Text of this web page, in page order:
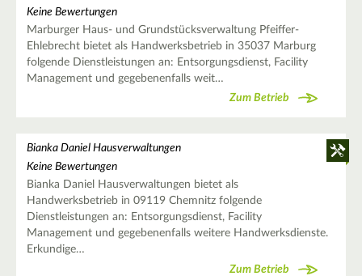
Keine Bewertungen
Marburger Haus- und Grundstücksverwaltung Pfeiffer-
Ehlebrecht bietet als Handwerksbetrieb in 35037 Marburg
folgende Dienstleistungen an: Entsorgungsdienst, Facility
Management und gegebenenfalls weit…
Zum Betrieb
Bianka Daniel Hausverwaltungen
Keine Bewertungen
Bianka Daniel Hausverwaltungen bietet als
Handwerksbetrieb in 09119 Chemnitz folgende
Dienstleistungen an: Entsorgungsdienst, Facility
Management und gegebenenfalls weitere Handwerksdienste.
Erkundige…
Zum Betrieb